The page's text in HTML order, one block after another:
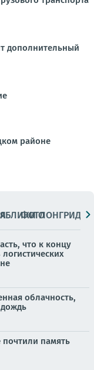
дополнительный
районе
ФОТОЛОНГРИДЫ
что к концу
облачность,
память